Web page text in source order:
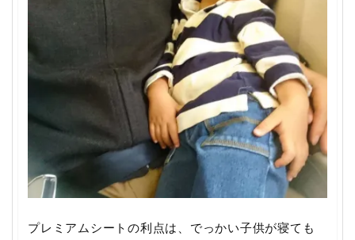
プレミアムシートの利点は、でっかい子供が寝ても